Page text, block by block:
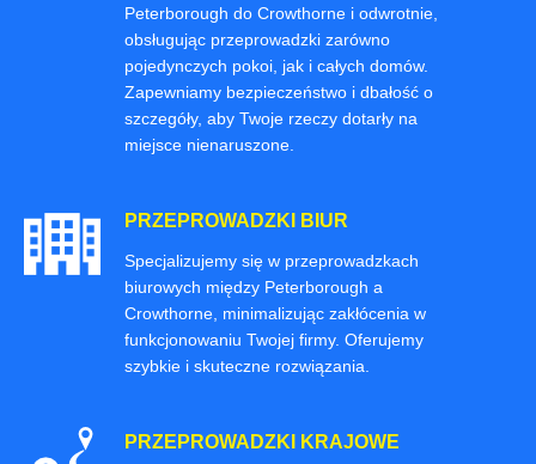
Peterborough do Crowthorne i odwrotnie,
obsługując przeprowadzki zarówno
pojedynczych pokoi, jak i całych domów.
Zapewniamy bezpieczeństwo i dbałość o
szczegóły, aby Twoje rzeczy dotarły na
miejsce nienaruszone.
PRZEPROWADZKI BIUR
Specjalizujemy się w przeprowadzkach
biurowych między Peterborough a
Crowthorne, minimalizując zakłócenia w
funkcjonowaniu Twojej firmy. Oferujemy
szybkie i skuteczne rozwiązania.
PRZEPROWADZKI KRAJOWE